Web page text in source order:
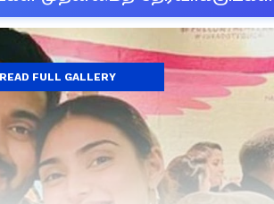
FULL GALLERY